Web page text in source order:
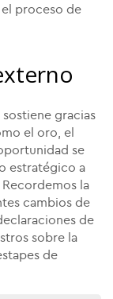
proceso de
gracias
el oro, el
se
estratégico a
la
cambios de
de
sobre la
de